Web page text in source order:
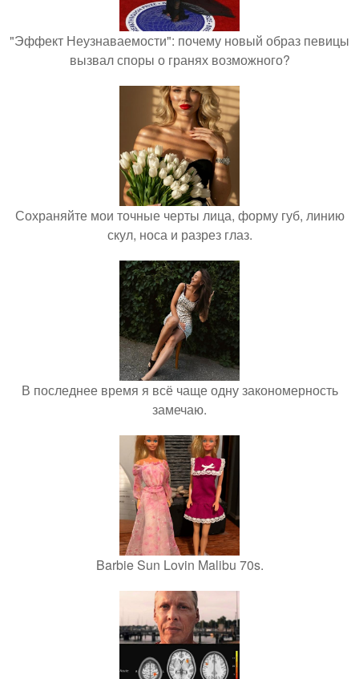
"Эффект Неузнаваемости": почему новый образ певицы
вызвал споры о гранях возможного?
Сохраняйте мои точные черты лица, форму губ, линию
скул, носа и разрез глаз.
В последнее время я всё чаще одну закономерность
замечаю.
Barbie Sun Lovin Malibu 70s.